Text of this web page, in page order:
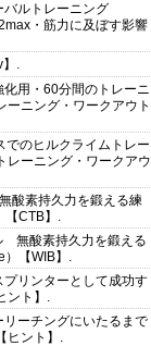
ルトレーニング
・筋力に及ぼす影響
】.
用・60分間のトレーニ
ニング・ワークアウト
でのヒルクライムトレー
ーニング・ワークアウ
酸素持久力を鍛える練
【CTB】.
無酸素持久力を鍛える
【WIB】.
リンターとして成功す
ント】.
ーチングにいたるまで
ヒント】.